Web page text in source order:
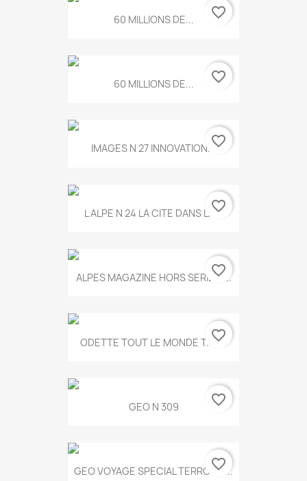
60 MILLIONS DE... favorite_border
60 MILLIONS DE... favorite_border
IMAGES N 27 INNOVATION...favorite_border
L ALPE N 24 LA CITE DANS LA...
favorite_border
ALPES MAGAZINE HORS SERIE N...
favorite_border
ODETTE TOUT LE MONDE T.546
favorite_border
GEO N 309 favorite_border
GEO VOYAGE SPECIAL TERROIRS...
favorite_border